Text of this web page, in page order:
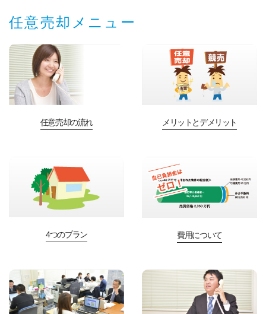
任意売却メニュー
任意売却の流れ メリットとデメリット
4つのプラン 費用について